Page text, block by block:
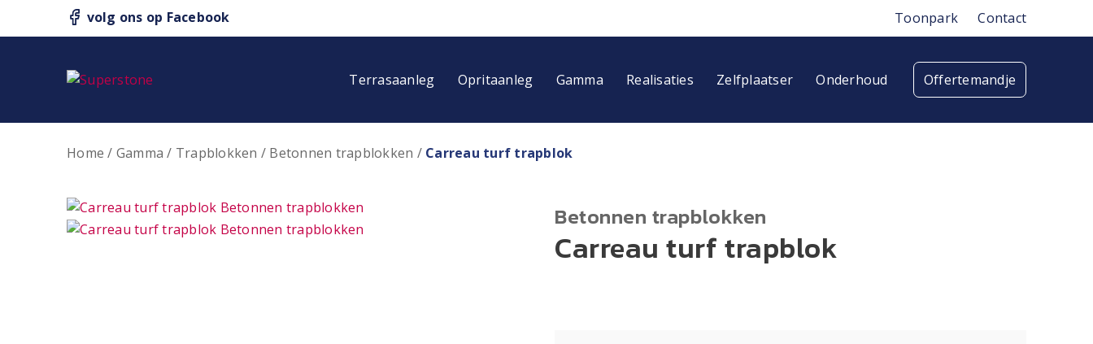
volg ons op Facebook Toonpark Contact
Terrasaanleg Opritaanleg Gamma Realisaties Zelfplaatser Onderhoud Offertemandje
Home / Gamma / Trapblokken / Betonnen trapblokken / Carreau turf trapblok
Betonnen trapblokken
Carreau turf trapblok